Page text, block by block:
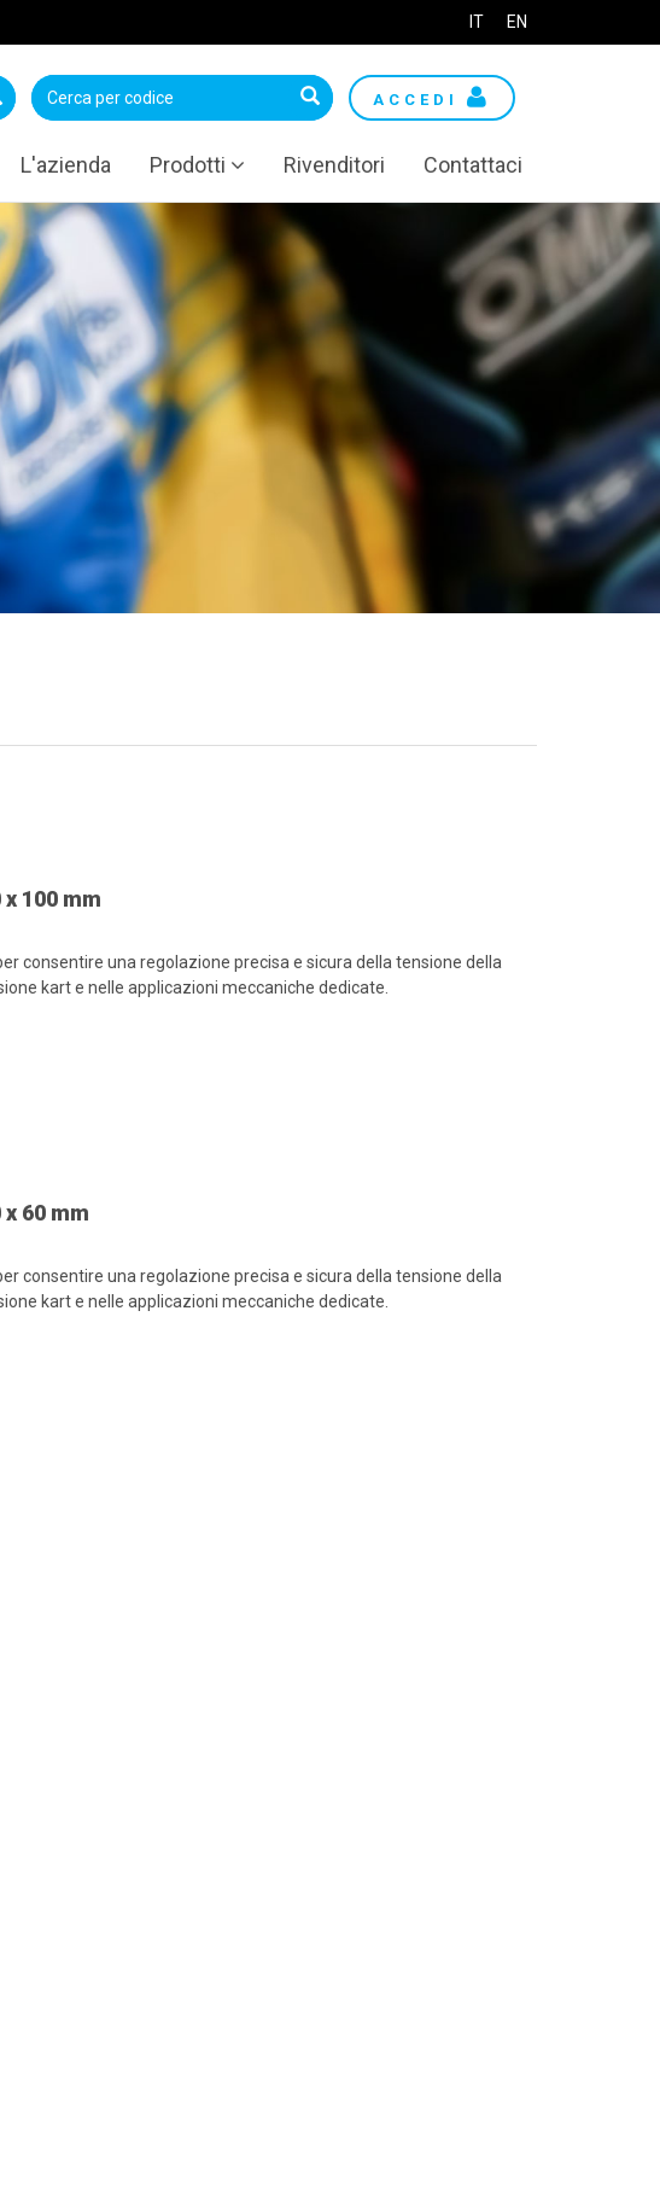
IT EN
ACCEDI
L'azienda Prodotti Rivenditori Contattaci
100 mm
consentire una regolazione precisa e sicura della tensione della
kart e nelle applicazioni meccaniche dedicate.
60 mm
consentire una regolazione precisa e sicura della tensione della
kart e nelle applicazioni meccaniche dedicate.